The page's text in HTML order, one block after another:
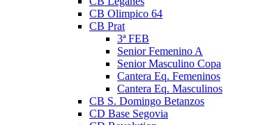
CB Olimpico 64
CB Prat
3ª FEB
Senior Femenino A
Senior Masculino Copa
Cantera Eq. Femeninos
Cantera Eq. Masculinos
CB S. Domingo Betanzos
CD Base Segovia